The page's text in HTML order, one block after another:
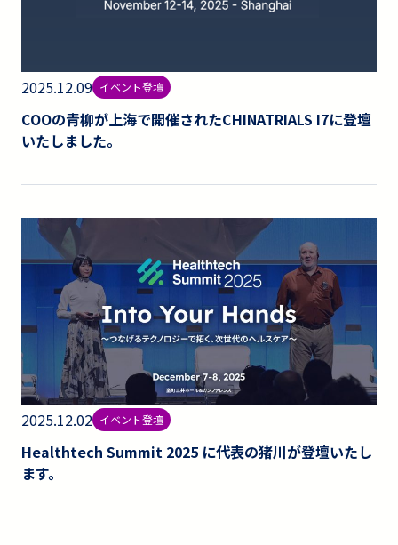
2025.12.09 イベント登壇
COOの青柳が上海で開催されたCHINATRIALS I7に登壇
いたしました。
2025.12.02 イベント登壇
Healthtech Summit 2025 に代表の猪川が登壇いたし
ます。